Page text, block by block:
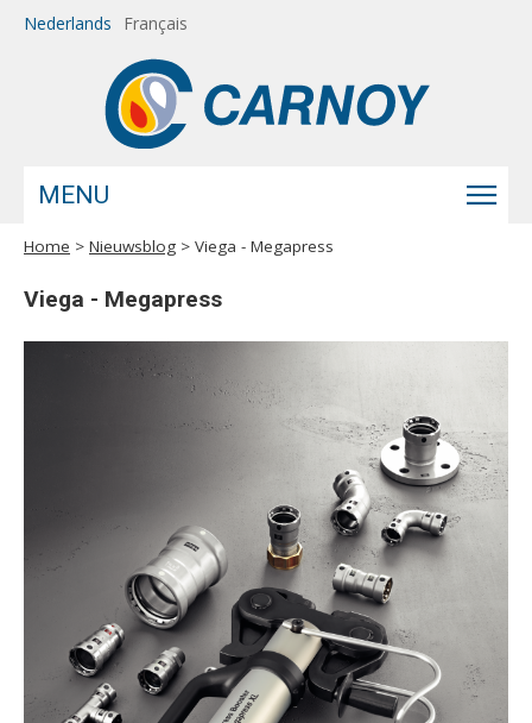
Overslaan en naar de inhoud gaan
Nederlands Français
MENU
U bent hier
Home > Nieuwsblog > Viega - Megapress
Viega - Megapress